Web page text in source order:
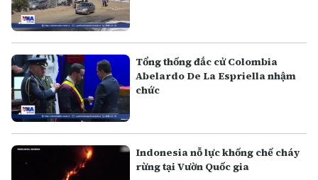
Tổng thống đắc cử Colombia
Abelardo De La Espriella nhậm
chức
Indonesia nỗ lực khống chế cháy
rừng tại Vườn Quốc gia